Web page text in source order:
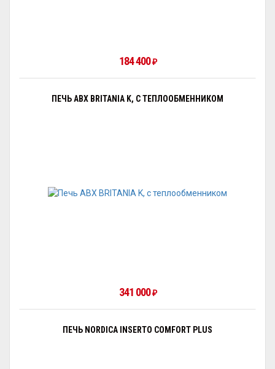
184 400 ₽
ПЕЧЬ ABX BRITANIA K, С ТЕПЛООБМЕННИКОМ
341 000 ₽
ПЕЧЬ NORDICA INSERTO COMFORT PLUS